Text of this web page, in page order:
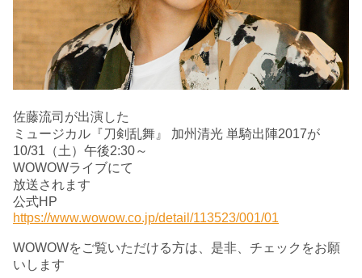
佐藤流司が出演した
ミュージカル『刀剣乱舞』 加州清光 単騎出陣2017が
10/31（土）午後2:30～
WOWOWライブにて
放送されます
公式HP
https://www.wowow.co.jp/detail/113523/001/01
WOWOWをご覧いただける方は、是非、チェックをお願
いします